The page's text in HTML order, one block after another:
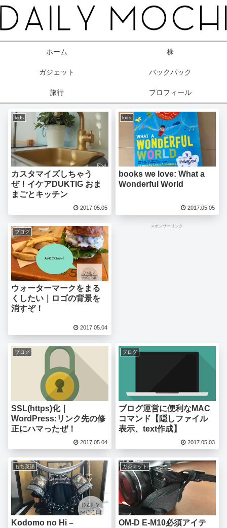
ホーム 株
ガジェット バックパック
旅行 プロフィール
kids
カスタマイズしちゃう
ぜ！イケアDUKTIG おま
まごとキッチン
2017.05.05
kids
books we love: What a
Wonderful World
2017.05.05
ブログ
ウォーターマークをまる
くしたい｜ロゴの背景を
消すぞ！
2017.05.04
スポンサーリンク
ブログ
SSL(https)化｜
WordPress:リンク先の修
正にハマったぜ！
2017.05.04
ブログ
ブログ運営に便利なMAC
コマンド【隠しファイル
表示、text作成】
2017.05.03
もち英語
Kodomo no Hi –
ガジェット
OM-D E-M10必須アイテ